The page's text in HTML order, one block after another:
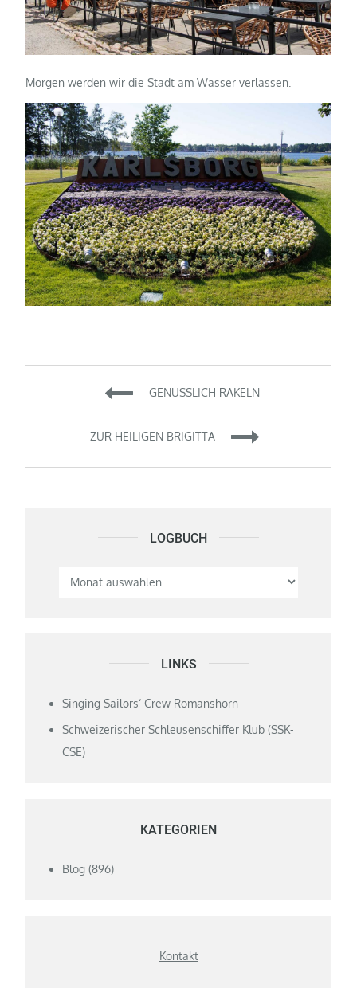
Morgen werden wir die Stadt am Wasser verlassen.
Beitragsnavigation
GENÜSSLICH RÄKELN
ZUR HEILIGEN BRIGITTA
LOGBUCH Logbuch
LINKS
Singing Sailors‘ Crew Romanshorn
Schweizerischer Schleusenschiffer Klub (SSK-
CSE)
KATEGORIEN
Blog (896)
Kontakt